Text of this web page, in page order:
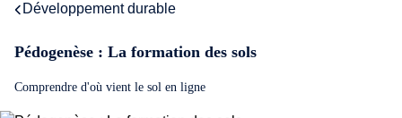
Développement durable
Pédogenèse : La formation des sols
Comprendre d'où vient le sol en ligne